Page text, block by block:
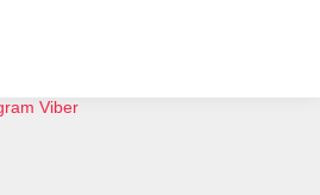
Viber